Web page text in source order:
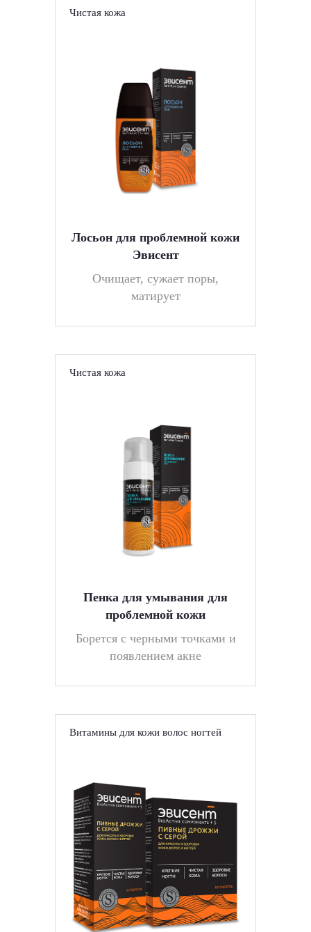
Чистая кожа
Лосьон для проблемной кожи
Эвисент
Очищает, сужает поры,
матирует
Чистая кожа
Пенка для умывания для
проблемной кожи
Борется с черными точками и
появлением акне
Витамины для кожи волос ногтей